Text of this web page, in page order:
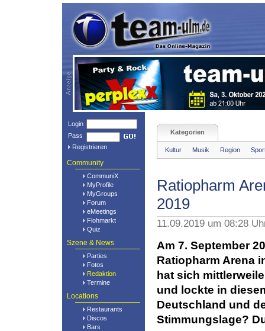
Login
Pass
Registrieren
Community
CommuniX
MyProfile
MyGroups
Forum
eMeetings
Flohmarkt
Quiz
Szene & News
Parties
Fotos
Redaktion
Termine
Locations
Restaurants
Discos
Bars
Kategorien
Kultur Musik Region
Ratiopharm
2019
11.09.2019 um 08:28
Am 7. September
Ratiopharm Arena
hat sich
und lockte in
Deutschland und
Stimmungslage?